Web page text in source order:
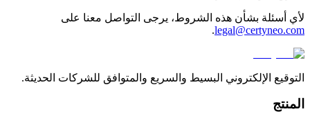
لأي أسئلة بشأن هذه الشروط، يرجى التواصل معنا على
legal@certyneo.com
.
التوقيع الإلكتروني البسيط والسريع والمتوافق للشركات الحديثة.
المنتج